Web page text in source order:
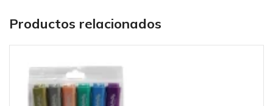
Productos relacionados